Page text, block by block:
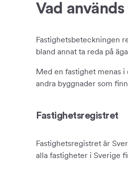
Vad
Fastighetsbeteckningen
bland annat ta reda på
Med en fastighet menas
andra byggnader som
Fastighetsregistret
Fastighetsregistret är
alla fastigheter i Sverige